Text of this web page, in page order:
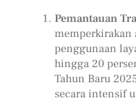
Pemantauan
memperkirakan
penggunaan
hingga 20
Tahun Baru
secara intensif